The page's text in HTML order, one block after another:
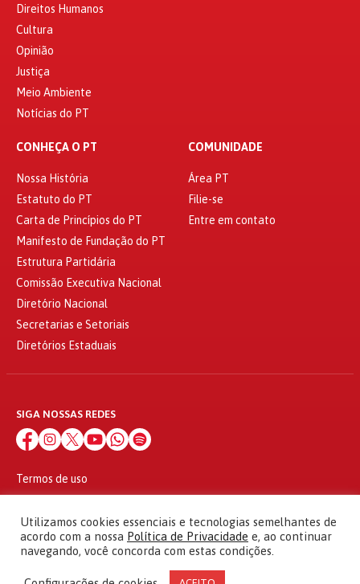
Direitos Humanos
Cultura
Opinião
Justiça
Meio Ambiente
Notícias do PT
CONHEÇA O PT
Nossa História
Estatuto do PT
Carta de Princípios do PT
Manifesto de Fundação do PT
Estrutura Partidária
Comissão Executiva Nacional
Diretório Nacional
Secretarias e Setoriais
Diretórios Estaduais
COMUNIDADE
Área PT
Filie-se
Entre em contato
SIGA NOSSAS REDES
Termos de uso
© 2010 - 2026
Partido dos Trabalhadores Todos os direitos reservados
Utilizamos cookies essenciais e tecnologias semelhantes de
acordo com a nossa Política de Privacidade e, ao continuar
navegando, você concorda com estas condições.